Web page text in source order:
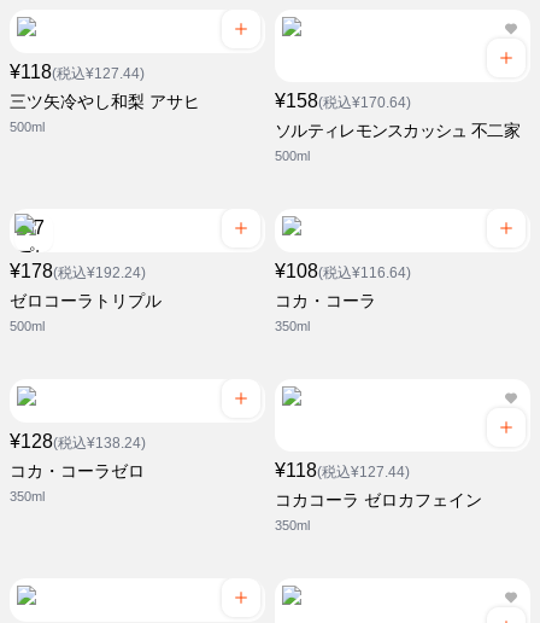
¥118(税込¥127.44)
三ツ矢冷やし和梨 アサヒ
500ml
¥158(税込¥170.64)
ソルティレモンスカッシュ 不二家
500ml
¥178(税込¥192.24)
ゼロコーラトリプル
500ml
¥108(税込¥116.64)
コカ・コーラ
350ml
¥128(税込¥138.24)
コカ・コーラゼロ
350ml
¥118(税込¥127.44)
コカコーラ ゼロカフェイン
350ml